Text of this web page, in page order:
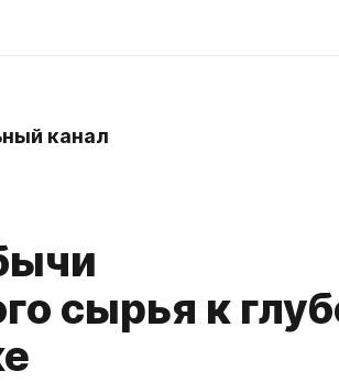
канал
сырья к